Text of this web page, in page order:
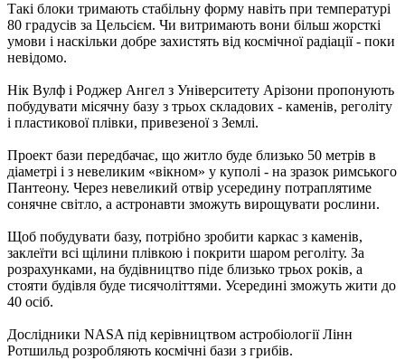
Такі блоки тримають стабільну форму навіть при температурі
80 градусів за Цельсієм. Чи витримають вони більш жорсткі
умови і наскільки добре захистять від космічної радіації - поки
невідомо.
Нік Вулф і Роджер Ангел з Університету Арізони пропонують
побудувати місячну базу з трьох складових - каменів, реголіту
і пластикової плівки, привезеної з Землі.
Проект бази передбачає, що житло буде близько 50 метрів в
діаметрі і з невеликим «вікном» у куполі - на зразок римського
Пантеону. Через невеликий отвір усередину потраплятиме
сонячне світло, а астронавти зможуть вирощувати рослини.
Щоб побудувати базу, потрібно зробити каркас з каменів,
заклеїти всі щілини плівкою і покрити шаром реголіту. За
розрахунками, на будівництво піде близько трьох років, а
стояти будівля буде тисячоліттями. Усередині зможуть жити до
40 осіб.
Дослідники NASA під керівництвом астробіології Лінн
Ротшильд розробляють космічні бази з грибів.